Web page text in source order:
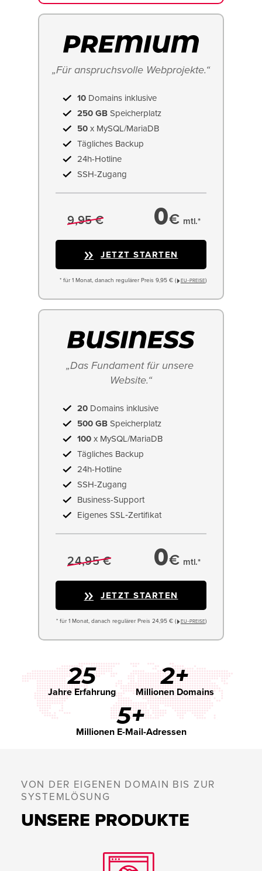
„Für anspruchsvolle Webprojekte.“
10 Domains inklusive
250 GB Speicherplatz
50 x MySQL/MariaDB
Tägliches Backup
24h-Hotline
SSH-Zugang
9,95 € 0€ mtl.*
JETZT STARTEN
* für 1 Monat, danach regulärer Preis 9,95 € ( EU−PREISE)
„Das Fundament für unsere
Website.“
20 Domains inklusive
500 GB Speicherplatz
100 x MySQL/MariaDB
Tägliches Backup
24h-Hotline
SSH-Zugang
Business-Support
Eigenes SSL‑Zertifikat
24,95 € 0€ mtl.*
JETZT STARTEN
* für 1 Monat, danach regulärer Preis 24,95 € ( EU−PREISE)
25
Jahre Erfahrung
2+
Millionen Domains
5+
Millionen E-Mail-Adressen
VON DER EIGENEN DOMAIN BIS ZUR
SYSTEMLÖSUNG
UNSERE PRODUKTE